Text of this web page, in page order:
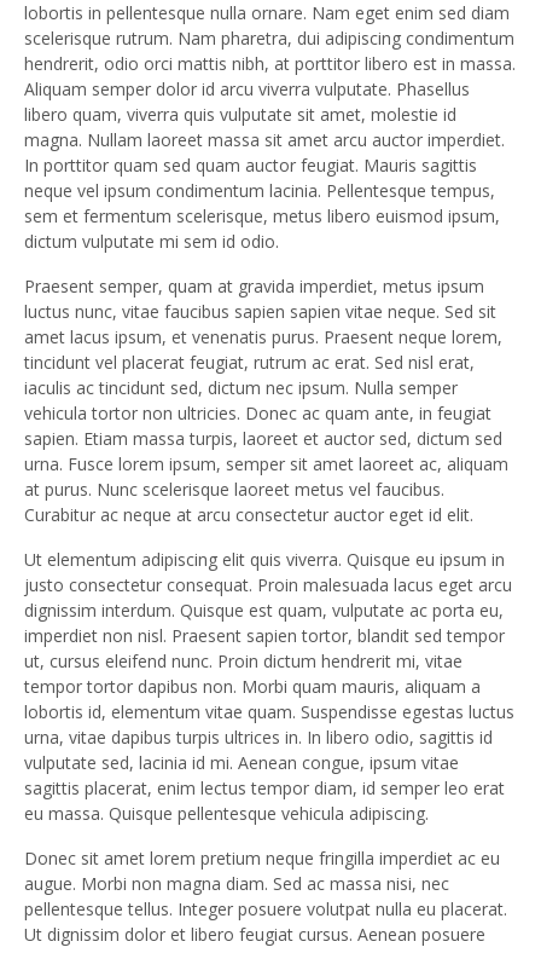
lobortis in pellentesque nulla ornare. Nam eget enim sed diam
scelerisque rutrum. Nam pharetra, dui adipiscing condimentum
hendrerit, odio orci mattis nibh, at porttitor libero est in massa.
Aliquam semper dolor id arcu viverra vulputate. Phasellus
libero quam, viverra quis vulputate sit amet, molestie id
magna. Nullam laoreet massa sit amet arcu auctor imperdiet.
In porttitor quam sed quam auctor feugiat. Mauris sagittis
neque vel ipsum condimentum lacinia. Pellentesque tempus,
sem et fermentum scelerisque, metus libero euismod ipsum,
dictum vulputate mi sem id odio.
Praesent semper, quam at gravida imperdiet, metus ipsum
luctus nunc, vitae faucibus sapien sapien vitae neque. Sed sit
amet lacus ipsum, et venenatis purus. Praesent neque lorem,
tincidunt vel placerat feugiat, rutrum ac erat. Sed nisl erat,
iaculis ac tincidunt sed, dictum nec ipsum. Nulla semper
vehicula tortor non ultricies. Donec ac quam ante, in feugiat
sapien. Etiam massa turpis, laoreet et auctor sed, dictum sed
urna. Fusce lorem ipsum, semper sit amet laoreet ac, aliquam
at purus. Nunc scelerisque laoreet metus vel faucibus.
Curabitur ac neque at arcu consectetur auctor eget id elit.
Ut elementum adipiscing elit quis viverra. Quisque eu ipsum in
justo consectetur consequat. Proin malesuada lacus eget arcu
dignissim interdum. Quisque est quam, vulputate ac porta eu,
imperdiet non nisl. Praesent sapien tortor, blandit sed tempor
ut, cursus eleifend nunc. Proin dictum hendrerit mi, vitae
tempor tortor dapibus non. Morbi quam mauris, aliquam a
lobortis id, elementum vitae quam. Suspendisse egestas luctus
urna, vitae dapibus turpis ultrices in. In libero odio, sagittis id
vulputate sed, lacinia id mi. Aenean congue, ipsum vitae
sagittis placerat, enim lectus tempor diam, id semper leo erat
eu massa. Quisque pellentesque vehicula adipiscing.
Donec sit amet lorem pretium neque fringilla imperdiet ac eu
augue. Morbi non magna diam. Sed ac massa nisi, nec
pellentesque tellus. Integer posuere volutpat nulla eu placerat.
Ut dignissim dolor et libero feugiat cursus. Aenean posuere